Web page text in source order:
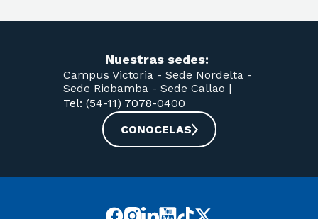
Nuestras sedes:
Campus Victoria - Sede Nordelta -
Sede Riobamba - Sede Callao |
Tel: (54-11) 7078-0400
CONOCELAS